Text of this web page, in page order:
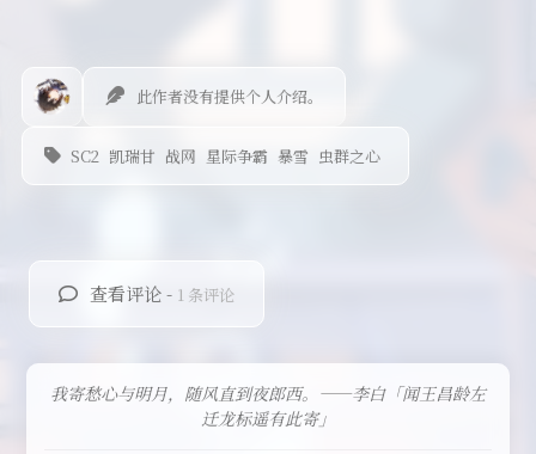
此作者没有提供个人介绍。
SC2 凯瑞甘 战网 星际争霸 暴雪 虫群之心
查看评论 - 1 条评论
我寄愁心与明月，随风直到夜郎西。——李白「闻王昌龄左
迁龙标遥有此寄」